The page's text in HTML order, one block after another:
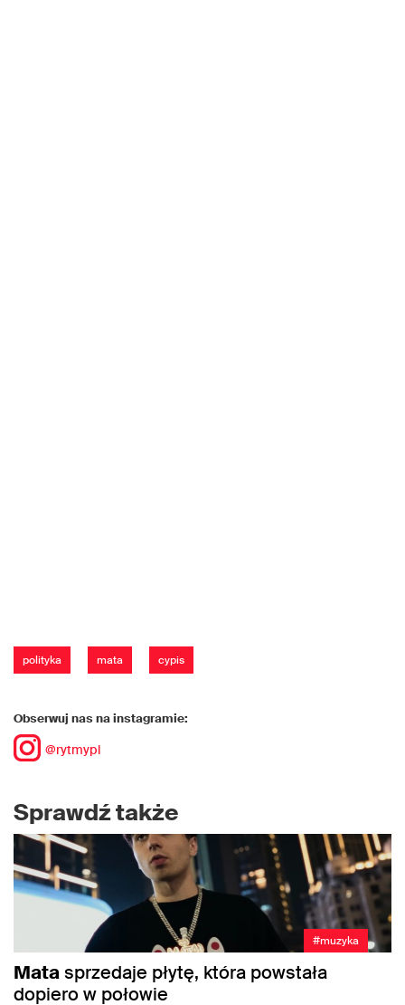
polityka mata cypis
Obserwuj nas na instagramie:
@rytmypl
Sprawdź także
#muzyka
Matasprzedaje płytę, która powstała
dopiero w połowie